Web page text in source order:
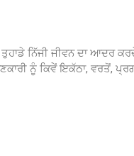
ਨਿੱਜੀ ਜੀਵਨ ਦਾ ਆਦਰ
ਨੂੰ ਕਿਵੇਂ ਇਕੱਠਾ, ਵਰਤੋਂ,